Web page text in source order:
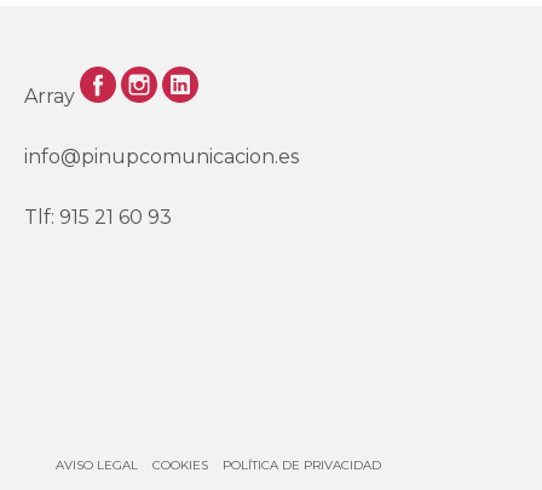
Array
info@pinupcomunicacion.es
Tlf: 915 21 60 93
AVISO LEGAL COOKIES POLÍTICA DE PRIVACIDAD